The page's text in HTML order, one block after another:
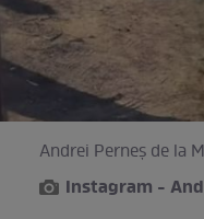
Andrei Perneș de la
Instagram -